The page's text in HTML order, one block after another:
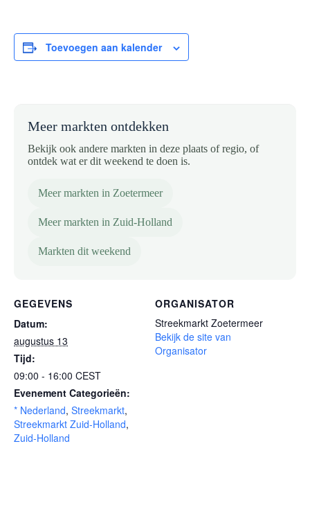
Toevoegen aan kalender
Meer markten ontdekken
Bekijk ook andere markten in deze plaats of regio, of
ontdek wat er dit weekend te doen is.
Meer markten in Zoetermeer
Meer markten in Zuid-Holland
Markten dit weekend
GEGEVENS
Datum:
augustus 13
Tijd:
09:00 - 16:00 CEST
Evenement Categorieën:
* Nederland, Streekmarkt,
Streekmarkt Zuid-Holland,
Zuid-Holland
ORGANISATOR
Streekmarkt Zoetermeer
Bekijk de site van
Organisator